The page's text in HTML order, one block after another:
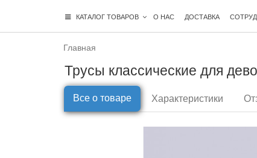
КАТАЛОГ ТОВАРОВ О НАС ДОСТАВКА
Главная
Трусы классические для
Все о товаре Характеристики